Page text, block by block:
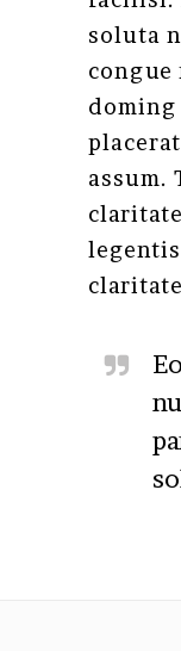
soluta
doming
assum.